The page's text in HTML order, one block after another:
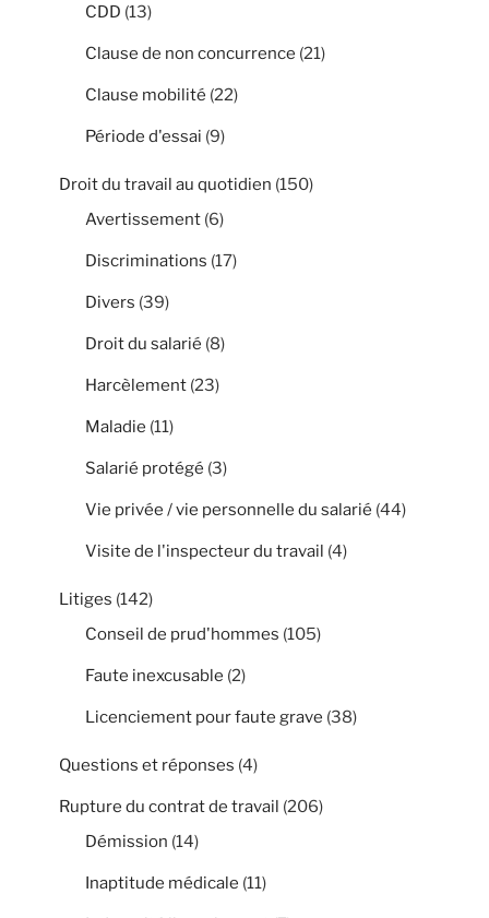
CDD (13)
Clause de non concurrence (21)
Clause mobilité (22)
Période d'essai (9)
Droit du travail au quotidien (150)
Avertissement (6)
Discriminations (17)
Divers (39)
Droit du salarié (8)
Harcèlement (23)
Maladie (11)
Salarié protégé (3)
Vie privée / vie personnelle du salarié (44)
Visite de l'inspecteur du travail (4)
Litiges (142)
Conseil de prud'hommes (105)
Faute inexcusable (2)
Licenciement pour faute grave (38)
Questions et réponses (4)
Rupture du contrat de travail (206)
Démission (14)
Inaptitude médicale (11)